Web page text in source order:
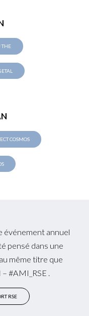
THE
COSMOS
événement annuel
pensé dans une
même titre que
#AMI_RSE .
RSE